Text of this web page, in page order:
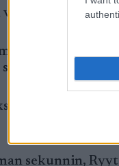
edes
aikuisten
säästä.
vaihdon
sekunnin,